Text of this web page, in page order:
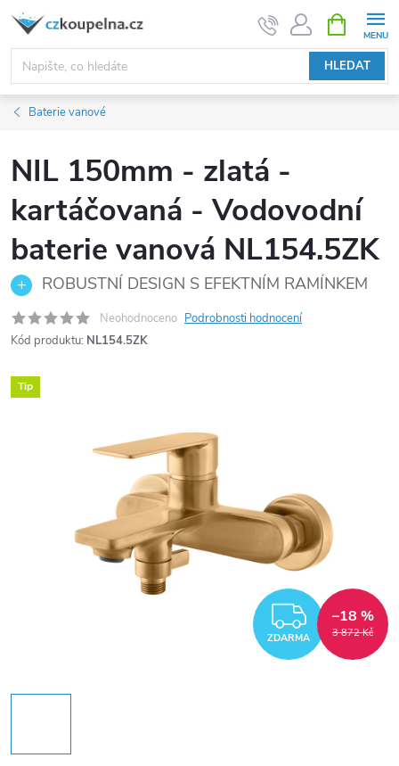
Přejít
obsah
HLEDAT
NÁKUPNÍ
KOŠÍK
Baterie vanové
NIL 150mm - zlatá -
kartáčovaná - Vodovodní
baterie vanová NL154.5ZK
ROBUSTNÍ DESIGN S EFEKTNÍM RAMÍNKEM
Neohodnoceno Podrobnosti hodnocení
Kód produktu: NL154.5ZK
Tip
ZDARMA 3 872 Kč
–18 %